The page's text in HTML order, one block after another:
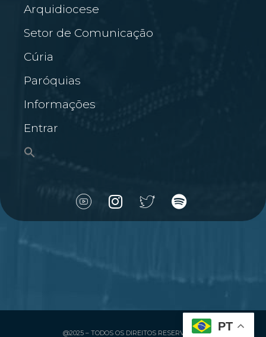
Arquidiocese
Setor de Comunicação
Cúria
Paróquias
Informações
Entrar
@2025 – TODOS OS DIREITOS RESERVADOS
PT